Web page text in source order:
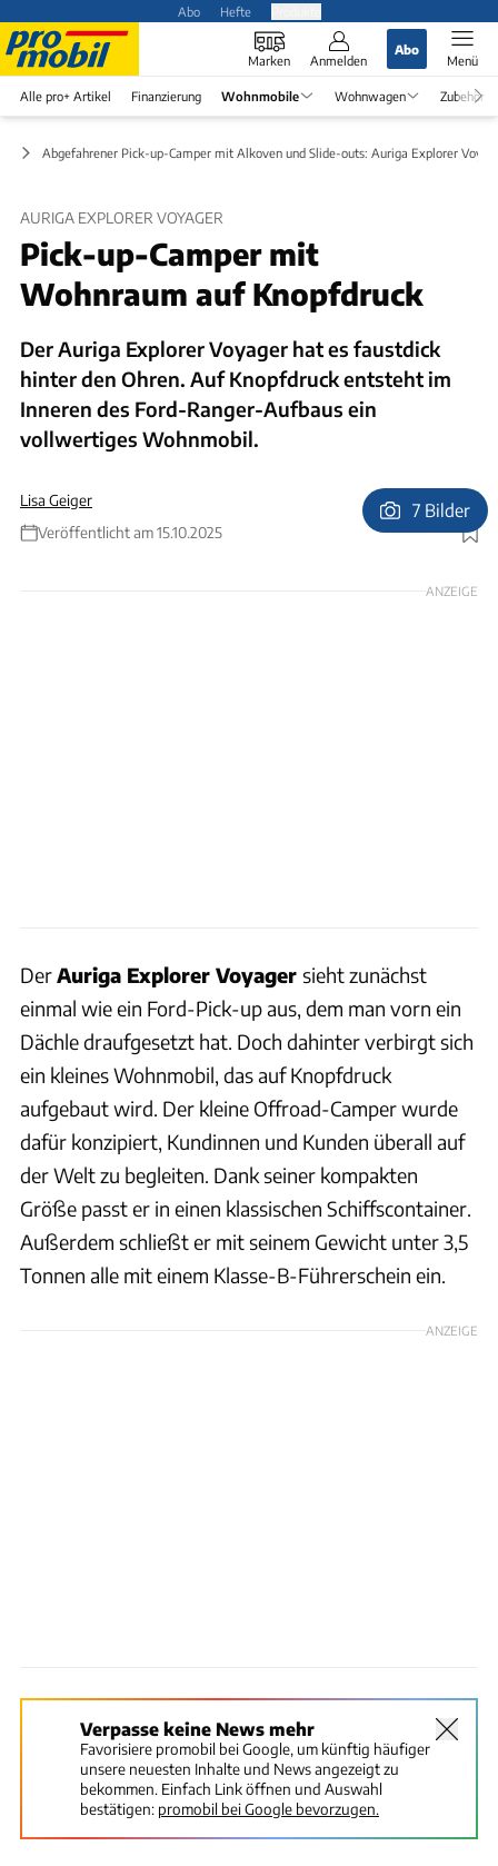
Abo Hefte
Marken Anmelden
Abo
Menü
Alle pro+ Artikel Finanzierung Wohnmobile Wohnwagen Zubehör
Abgefahrener Pick-up-Camper mit Alkoven und Slide-outs: Auriga Explorer
AURIGA EXPLORER VOYAGER
Pick-up-Camper mit
Wohnraum auf Knopfdruck
Der Auriga Explorer Voyager hat es faustdick
hinter den Ohren. Auf Knopfdruck entsteht im
Inneren des Ford-Ranger-Aufbaus ein
vollwertiges Wohnmobil.
Lisa Geiger
Veröffentlicht am 15.10.2025
Foto: Auriga Explorer
7 Bilder
ANZEIGE
DerAuriga Explorer Voyager sieht zunächst
einmal wie ein Ford-Pick-up aus, dem man vorn ein
Dächle draufgesetzt hat. Doch dahinter verbirgt sich
ein kleines Wohnmobil, das auf Knopfdruck
aufgebaut wird. Der kleine Offroad-Camper wurde
dafür konzipiert, Kundinnen und Kunden überall auf
der Welt zu begleiten. Dank seiner kompakten
Größe passt er in einen klassischen Schiffscontainer.
Außerdem schließt er mit seinem Gewicht unter 3,5
Tonnen alle mit einem Klasse-B-Führerschein ein.
ANZEIGE
Verpasse keine News mehr
Favorisiere promobil bei Google, um künftig häufiger
unsere neuesten Inhalte und News angezeigt zu
bekommen. Einfach Link öffnen und Auswahl
bestätigen: promobil bei Google bevorzugen.